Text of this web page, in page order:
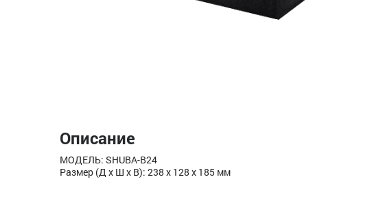
Описание
МОДЕЛЬ: SHUBA-B24
Размер (Д х Ш х В): 238 x 128 x 185 мм